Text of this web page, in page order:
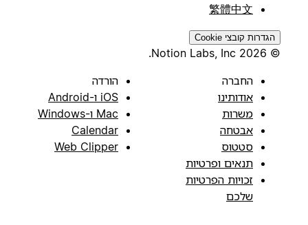
繁體中文
הגדרות קובצי Cookie
החברה
אודותינו
משרות
אבטחה
סטטוס
תנאים ופרטיות
זכויות הפרטיות
שלכם
הורדה
iOS ו-Android
Mac ו-Windows
Calendar
Web Clipper